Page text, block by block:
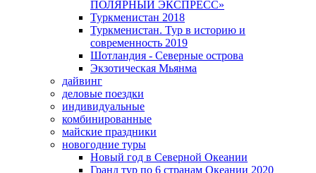
ПОЛЯРНЫЙ ЭКСПРЕСС»
Туркменистан 2018
Туркменистан. Тур в историю и
современность 2019
Шотландия - Северные острова
Экзотическая Мьянма
дайвинг
деловые поездки
индивидуальные
комбинированные
майские праздники
новогодние туры
Новый год в Северной Океании
Гранд тур по 6 странам Океании 2020